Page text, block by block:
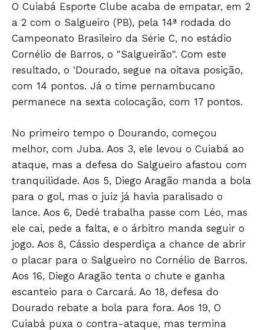
O Cuiabá Esporte Clube acaba de empatar, em 2
a 2 com o Salgueiro (PB), pela 14ª rodada do
Campeonato Brasileiro da Série C, no estádio
Cornélio de Barros, o "Salgueirão". Com este
resultado, o ‘Dourado, segue na oitava posição,
com 14 pontos. Já o time pernambucano
permanece na sexta colocação, com 17 pontos.
No primeiro tempo o Dourando, começou
melhor, com Juba. Aos 3, ele levou o Cuiabá ao
ataque, mas a defesa do Salgueiro afastou com
tranquilidade. Aos 5, Diego Aragão manda a bola
para o gol, mas o juiz já havia paralisado o
lance. Aos 6, Dedé trabalha passe com Léo, mas
ele cai, pede a falta, e o árbitro manda seguir o
jogo. Aos 8, Cássio desperdiça a chance de abrir
o placar para o Salgueiro no Cornélio de Barros.
Aos 16, Diego Aragão tenta o chute e ganha
escanteio para o Carcará. Ao 18, defesa do
Dourado rebate a bola para fora. Aos 19, O
Cuiabá puxa o contra-ataque, mas termina